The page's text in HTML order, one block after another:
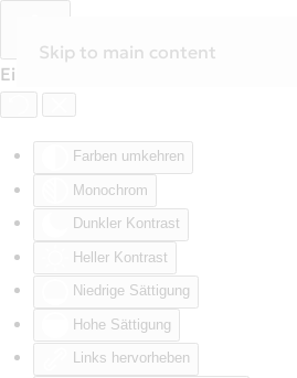
Eingabehilfen öffnen
Farben umkehren
Monochrom
Dunkler Kontrast
Heller Kontrast
Niedrige Sättigung
Hohe Sättigung
Links hervorheben
Skip to main content